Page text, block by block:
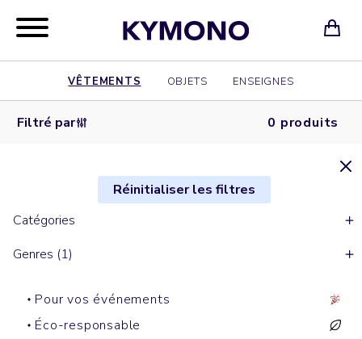
VÊTEMENTS OBJETS ENSEIGNES
Filtré par 0 produits
Réinitialiser les filtres
Catégories
Genres (1)
Pour vos événements
Éco-responsable